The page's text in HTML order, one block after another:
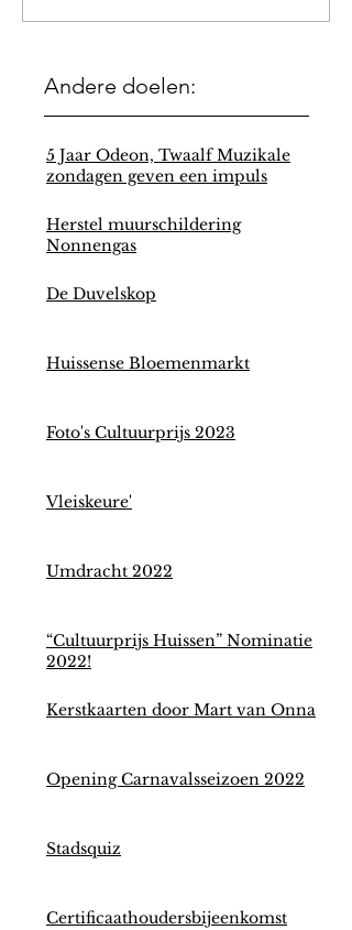
Andere doelen:
5 Jaar Odeon, Twaalf Muzikale
zondagen geven een impuls
Herstel muurschildering
Nonnengas
De Duvelskop
Huissense Bloemenmarkt
Foto's Cultuurprijs 2023
Vleiskeure'
Umdracht 2022
“Cultuurprijs Huissen” Nominatie
2022!
Kerstkaarten door Mart van Onna
Opening Carnavalsseizoen 2022
Stadsquiz
Certificaathoudersbijeenkomst